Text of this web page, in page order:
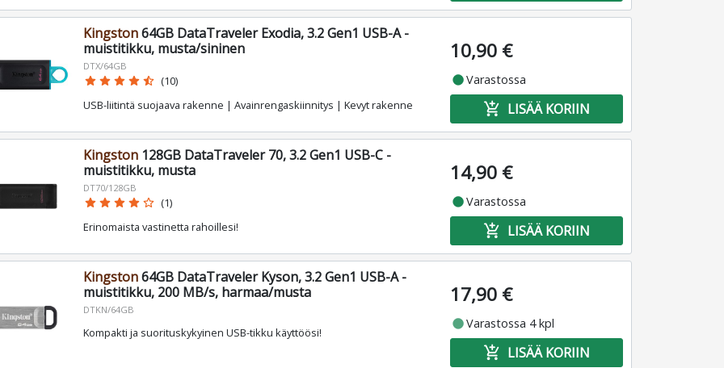
Kingston64GB DataTraveler Exodia, 3.2 Gen1 USB-A -
muistitikku, musta/sininen
DTX/64GB
star star star star star_half (10)
USB-liitintä suojaava rakenne | Avainrengaskiinnitys | Kevyt rakenne
10,90 €
fiber_manual_recordVarastossa
add_shopping_cart LISÄÄ KORIIN
Kingston128GB DataTraveler 70, 3.2 Gen1 USB-C -
muistitikku, musta
DT70/128GB
star star star star star_border (1)
Erinomaista vastinetta rahoillesi!
14,90 €
fiber_manual_recordVarastossa
add_shopping_cart LISÄÄ KORIIN
Kingston64GB DataTraveler Kyson, 3.2 Gen1 USB-A -
muistitikku, 200 MB/s, harmaa/musta
DTKN/64GB
Kompakti ja suorituskykyinen USB-tikku käyttöösi!
17,90 €
fiber_manual_recordVarastossa 4 kpl
add_shopping_cart LISÄÄ KORIIN